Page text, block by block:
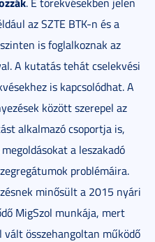
az SZTE BTK-n és a
is foglalkoznak az
A kutatás tehát cselekvési
is kapcsolódhat. A
között szerepel az
alkalmazó csoportja is,
a leszakadó
problémáira.
minősült a 2015 nyári
MigSzol munkája, mert
összehangoltan működő